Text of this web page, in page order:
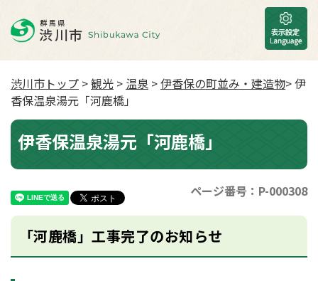
渋川市トップ >観光 > 温泉 >伊香保の町並み・建造物> 伊
香保温泉湯元「河鹿橋」
伊香保温泉湯元「河鹿橋」
ページ番号：P-000308
「河鹿橋」工事完了のお知らせ